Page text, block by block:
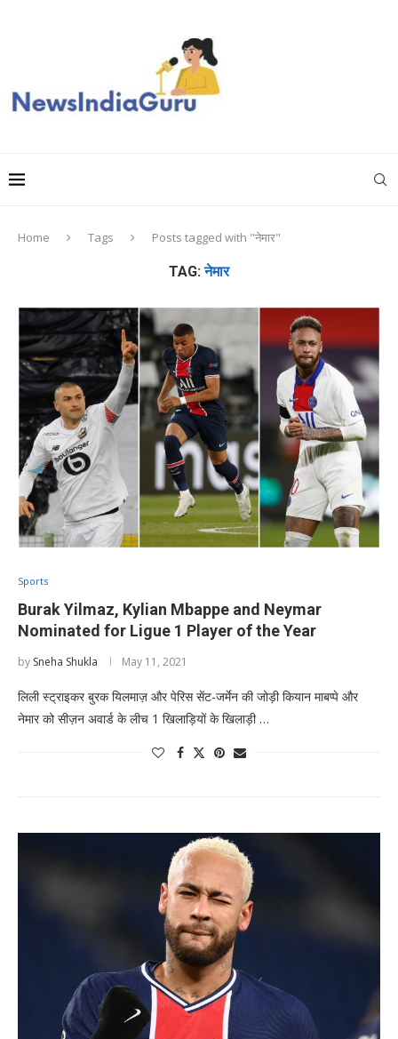
Home Tags Posts tagged with "नेमार"
TAG:नेमार
Sports
Burak Yilmaz, Kylian Mbappe and Neymar
Nominated for Ligue 1 Player of the Year
by Sneha Shukla May 11, 2021
लिली स्ट्राइकर बुरक यिलमाज़ और पेरिस सेंट-जर्मेन की जोड़ी कियान माबप्पे और
नेमार को सीज़न अवार्ड के लीच 1 खिलाड़ियों के खिलाड़ी …